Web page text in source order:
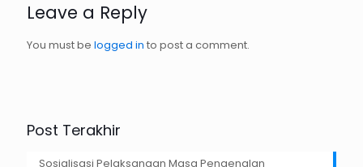
Leave a Reply
You must be logged in to post a comment.
Post Terakhir
Sosialisasi Pelaksanaan Masa Pengenalan